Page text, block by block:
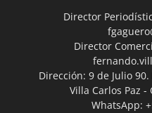
Director
Director
Dirección: 9 de Julio 90.
Villa Carlos Paz
WhatsApp: